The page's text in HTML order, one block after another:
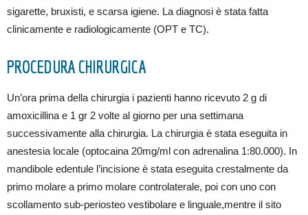
sigarette, bruxisti, e scarsa igiene. La diagnosi è stata fatta
clinicamente e radiologicamente (OPT e TC).
PROCEDURA CHIRURGICA
Un’ora prima della chirurgia i pazienti hanno ricevuto 2 g di
amoxicillina e 1 gr 2 volte al giorno per una settimana
successivamente alla chirurgia. La chirurgia è stata eseguita in
anestesia locale (optocaina 20mg/ml con adrenalina 1:80.000). In
mandibole edentule l’incisione è stata eseguita crestalmente da
primo molare a primo molare controlaterale, poi con uno con
scollamento sub-periosteo vestibolare e linguale,mentre il sito